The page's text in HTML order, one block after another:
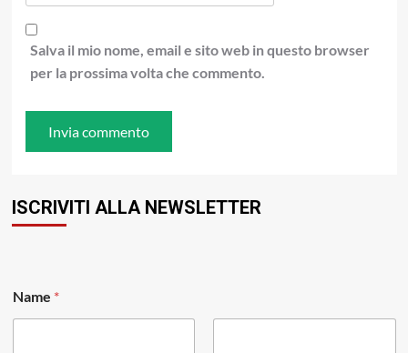
Salva il mio nome, email e sito web in questo browser
per la prossima volta che commento.
ISCRIVITI ALLA NEWSLETTER
Name *